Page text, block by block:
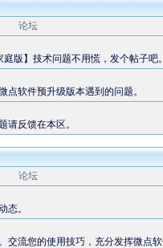
论坛
版】技术问题不用慌，发个帖子吧
点软件预升级版本遇到的问题。
请反馈在本区。
论坛
态。
交流您的使用技巧，充分发挥微点